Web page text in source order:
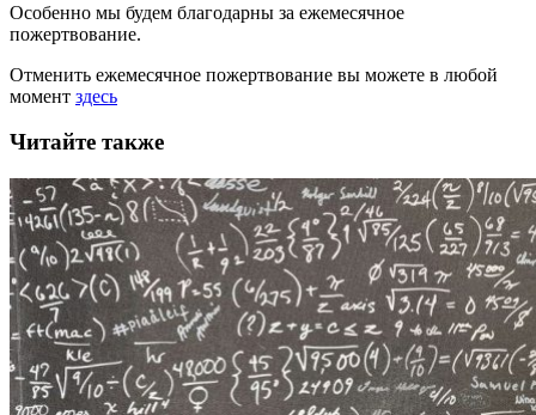
Особенно мы будем благодарны за ежемесячное
пожертвование.
Отменить ежемесячное пожертвование вы можете в любой
момент здесь
Читайте также